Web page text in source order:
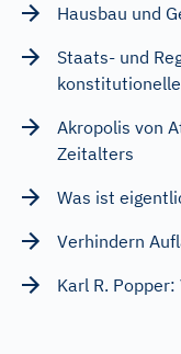
Hausbau und
Staats- und
Akropolis von
Zeitalters
Was ist
Verhindern
Karl R.